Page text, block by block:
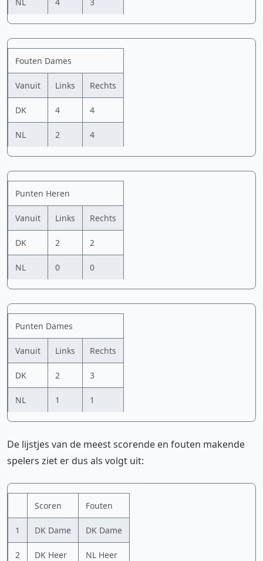
Fouten Dames
Vanuit Links Rechts
DK 4 4
NL 2 4
Punten Heren
Vanuit Links Rechts
DK 2 2
NL 0 0
Punten Dames
Vanuit Links Rechts
DK 2 3
NL 1 1
De lijstjes van de meest scorende en fouten makende
spelers ziet er dus als volgt uit:
Scoren Fouten
1 DK Dame DK Dame
2 DK Heer NL Heer